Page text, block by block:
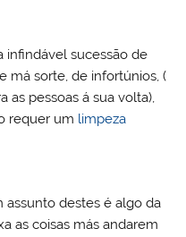
p
o
m
infindável sucessão de
má sorte, de infortúnios, (
as pessoas á sua volta),
requer um limpeza
assunto destes é algo da
as coisas más andarem